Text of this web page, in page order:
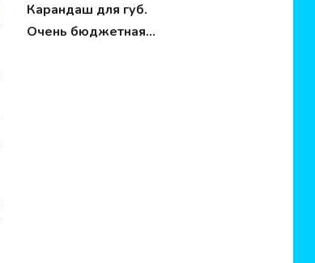
Карандаш для губ.
Очень бюджетная